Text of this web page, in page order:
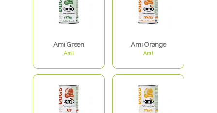
Ami Green
Ami
Ami Orange
Ami